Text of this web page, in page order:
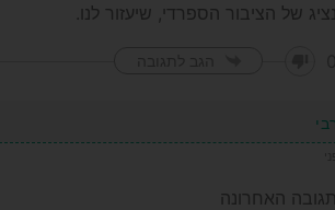
של הציבור הספרדי, שיעזור לנו.
האחרונה